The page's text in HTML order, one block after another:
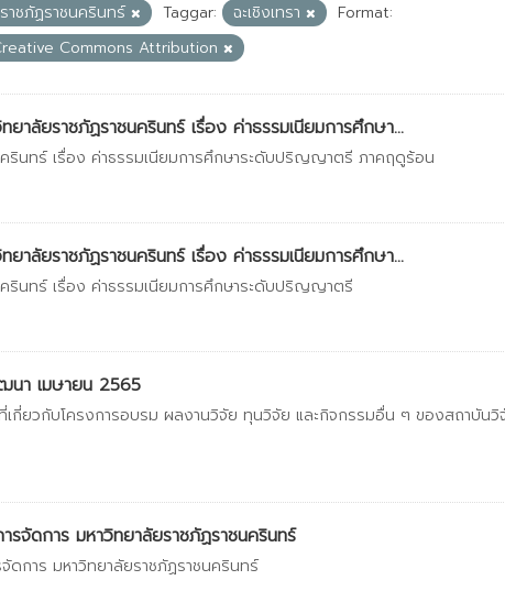
าชภัฏราชนครินทร์ Taggar: ฉะเชิงเทรา
Format:
Commons Attribution
าลัยราชภัฏราชนครินทร์ เรื่อง ค่าธรรมเนียมการศึกษา...
ครินทร์ เรื่อง ค่าธรรมเนียมการศึกษาระดับปริญญาตรี ภาคฤดูร้อน
าลัยราชภัฏราชนครินทร์ เรื่อง ค่าธรรมเนียมการศึกษา...
รินทร์ เรื่อง ค่าธรรมเนียมการศึกษาระดับปริญญาตรี
นา เมษายน 2565
เกี่ยวกับโครงการอบรม ผลงานวิจัย ทุนวิจัย และกิจกรรมอื่น ๆ ของสถาบัน
จัดการ มหาวิทยาลัยราชภัฏราชนครินทร์
ดการ มหาวิทยาลัยราชภัฏราชนครินทร์